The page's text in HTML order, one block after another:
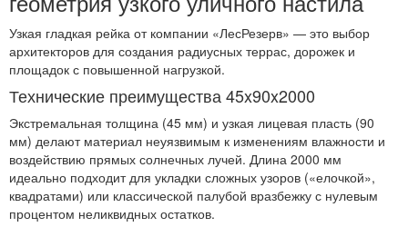
Узкая гладкая рейка от компании «ЛесРезерв» — это выбор
архитекторов для создания радиусных террас, дорожек и
площадок с повышенной нагрузкой.
Технические преимущества 45x90x2000
Экстремальная толщина (45 мм) и узкая лицевая пласть (90
мм) делают материал неуязвимым к изменениям влажности и
воздействию прямых солнечных лучей. Длина 2000 мм
идеально подходит для укладки сложных узоров («елочкой»,
квадратами) или классической палубой вразбежку с нулевым
процентом неликвидных остатков.